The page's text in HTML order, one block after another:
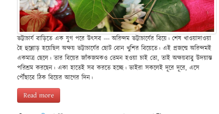
ভট্টাচার্য বাড়িতে এক যুগ পরে উৎসব --- অরিন্দম ভট্টাচার্যের বিয়ে। শেষ খাওয়াদাওয়া
হৈ হুল্লোড় হয়েছিল অক্ষয় ভট্টাচার্যের ছোট বোন খুশির বিয়েতে। এই প্রজন্মে অরিন্দমই
একমাত্র ছেলে। তার বিয়ের জাঁকজমকও তেমন হওয়া চাই তো, তাই অক্ষয়বাবু উদয়াস্ত
পরিশ্রম করছেন। একা হাতেই সব করতে হচ্ছে। ভাইরা সকলেই দূরে দূরে, এসে
পৌঁছাবে ঠিক বিয়ের আগের দিন।
Read more